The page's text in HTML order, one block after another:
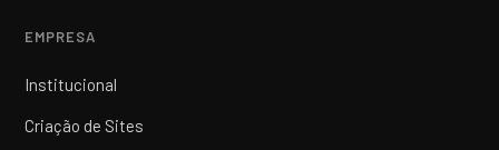
EMPRESA
Institucional
Criação de Sites